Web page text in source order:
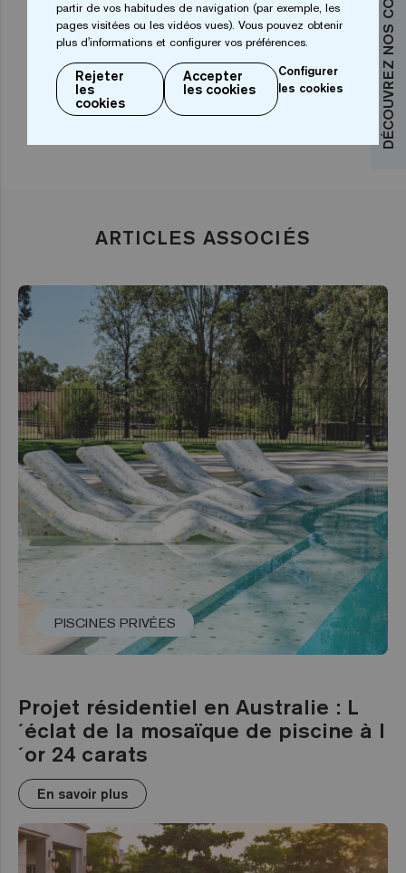
certains pensent qu’une piscine bleue ne serait pas
naturelle ».
ARTICLES ASSOCIÉS
PISCINES PRIVÉES
Projet résidentiel en Australie : L
´éclat de la mosaïque de piscine à l
´or 24 carats
En savoir plus
partir de vos habitudes de navigation (par exemple, les
pages visitées ou les vidéos vues). Vous pouvez obtenir
plus d'informations et configurer vos préférences.
Rejeter
les
cookies
Accepter
les cookies
Configurer
les cookies